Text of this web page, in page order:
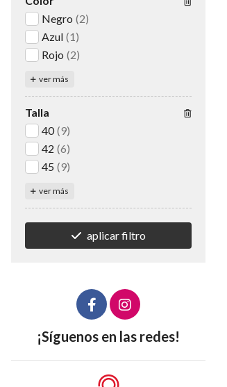
Negro (2)
Azul (1)
Rojo (2)
ver más
Talla
40 (9)
42 (6)
45 (9)
ver más
aplicar filtro
¡Síguenos en las redes!